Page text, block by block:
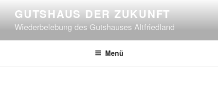
Inhalt
springen
GUTSHAUS DER ZUKUNFT
Wiederbelebung des Gutshauses Altfriedland
Menü